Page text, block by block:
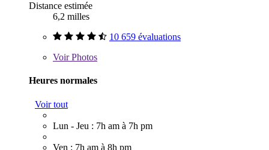
Distance estimée
6,2 milles
10 659 évaluations
VoirPhotos
Heures normales
Voir tout
Lun - Jeu : 7h am à 7h pm
Ven : 7h am à 8h pm